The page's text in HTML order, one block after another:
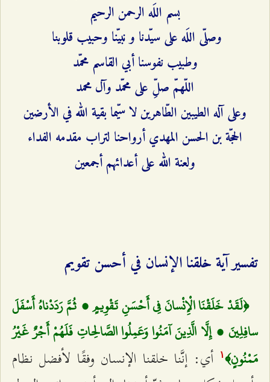
بسم اللَه الرحمن الرحيم‌
وصلّى اللَه على سيّدنا و نبيّنا وحبيب قلوبنا
وطبيب نفوسنا أبي القاسم محمّد
اللّهمّ صلِّ على محمّد وآل محمد
وعلى آله الطيبين الطّاهرين لا سيّما بقية الله في الأرضين
الحجّة بن الحسن المهدي أرواحنا لتراب مقدمه الفداء
ولعنة الله على أعدائهم أجمعين‌
تفسير آية خلقنا الإنسان في أحسن تقويم
﴿لَقَدْ خَلَقْنَا الْإِنْسانَ فِي أَحْسَنِ تَقْوِيمٍ‌ ، ثُمَّ رَدَدْناهُ أَسْفَلَ
سافِلِينَ ‌، إِلَّا الَّذِينَ آمَنُوا وَعَمِلُوا الصَّالِحاتِ فَلَهُمْ أَجْرٌ غَيْرُ
مَمْنُونٍ‌﴾۱
أي: إنَّنا خلقنا الإنسان وفقًا لأفضل نظام